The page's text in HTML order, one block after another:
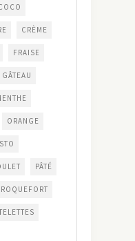
CRÈME
FRAISE
GÂTEAU
ORANGE
PÂTÉ
ROQUEFORT